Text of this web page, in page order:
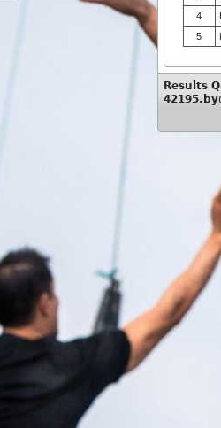
4
5
Results